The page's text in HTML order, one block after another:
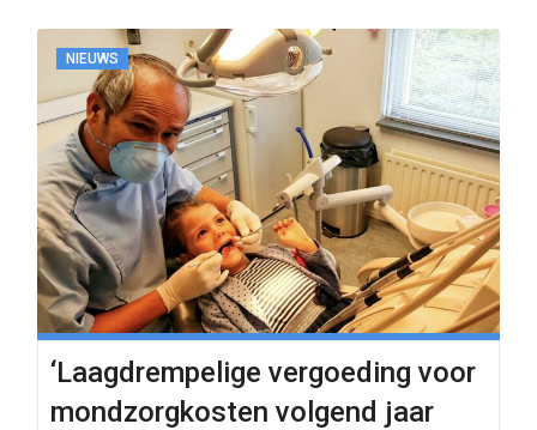
NIEUWS
‘Laagdrempelige vergoeding voor
mondzorgkosten volgend jaar